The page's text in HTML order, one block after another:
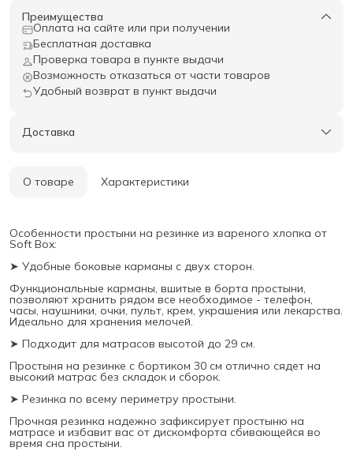
Преимущества
Оплата на сайте или при получении
Бесплатная доставка
Проверка товара в пункте выдачи
Возможность отказаться от части товаров
Удобный возврат в пункт выдачи
Доставка
О товаре Характеристики
Особенности простыни на резинке из вареного хлопка от
Soft Box:
➤ Удобные боковые карманы с двух сторон.
Функциональные карманы, вшитые в борта простыни,
позволяют хранить рядом все необходимое - телефон,
часы, наушники, очки, пульт, крем, украшения или лекарства.
Идеально для хранения мелочей.
➤ Подходит для матрасов высотой до 29 см.
Простыня на резинке с бортиком 30 см отлично сядет на
высокий матрас без складок и сборок.
➤ Резинка по всему периметру простыни.
Прочная резинка надежно зафиксирует простыню на
матрасе и избавит вас от дискомфорта сбивающейся во
время сна простыни.